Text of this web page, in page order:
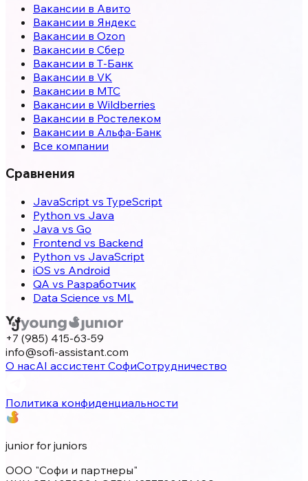
Вакансии в Авито
Вакансии в Яндекс
Вакансии в Ozon
Вакансии в Сбер
Вакансии в Т-Банк
Вакансии в VK
Вакансии в МТС
Вакансии в Wildberries
Вакансии в Ростелеком
Вакансии в Альфа-Банк
Все компании
Сравнения
JavaScript vs TypeScript
Python vs Java
Java vs Go
Frontend vs Backend
Python vs JavaScript
iOS vs Android
QA vs Разработчик
Data Science vs ML
+7 (985) 415-63-59
info@sofi-assistant.com
О насAI ассистент СофиСотрудничество
Политика конфиденциальности
junior for juniors
ООО "Софи и партнеры"